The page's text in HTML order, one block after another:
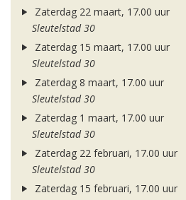
Zaterdag 22 maart, 17.00 uur
Sleutelstad 30
Zaterdag 15 maart, 17.00 uur
Sleutelstad 30
Zaterdag 8 maart, 17.00 uur
Sleutelstad 30
Zaterdag 1 maart, 17.00 uur
Sleutelstad 30
Zaterdag 22 februari, 17.00 uur
Sleutelstad 30
Zaterdag 15 februari, 17.00 uur